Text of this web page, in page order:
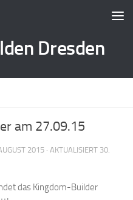
Dresden
am 27.09.15
2015 · AKTUALISIERT 30.
das Kingdom-Builder